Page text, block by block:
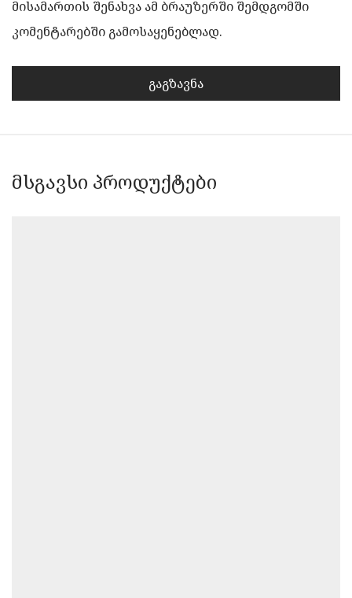
მისამართის შენახვა ამ ბრაუზერში შემდგომში
კომენტარებში გამოსაყენებლად.
მსგავსი პროდუქტები